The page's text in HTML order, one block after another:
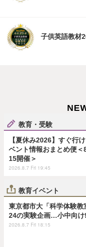
子供英語教材
教育・受験
【夏休み2026】すぐ行
ベント情報おまとめ便＜
15開催＞
2026.8.7 Fri 19:45
教育イベント
東京都市大「科学体験教
24の実験企画…小中向け
2026.8.7 Fri 18:15